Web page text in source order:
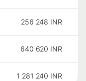
256 248 INR
640 620 INR
1 281 240 INR